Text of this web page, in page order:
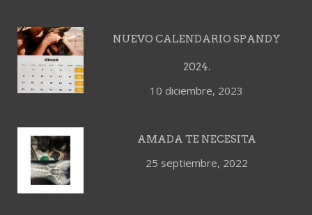
NUEVO CALENDARIO SPANDY
2024.
10 diciembre, 2023
AMADA TE NECESITA
25 septiembre, 2022